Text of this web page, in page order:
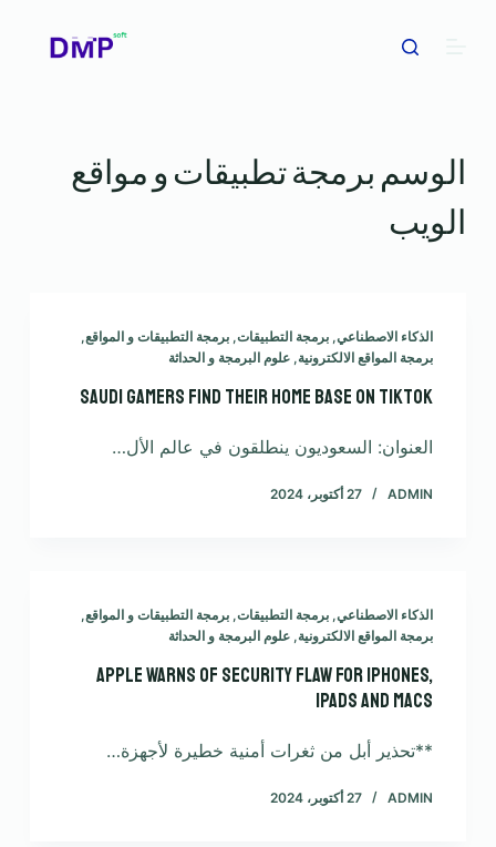
الوسم برمجة تطبيقات و مواقع
الويب
الذكاء الاصطناعي, برمجة التطبيقات, برمجة التطبيقات و المواقع,
برمجة المواقع الالكترونية, علوم البرمجة و الحداثة
Saudi gamers find their home base on TikTok
العنوان: السعوديون ينطلقون في عالم الأل…
ADMIN 27 أكتوبر، 2024
الذكاء الاصطناعي, برمجة التطبيقات, برمجة التطبيقات و المواقع,
برمجة المواقع الالكترونية, علوم البرمجة و الحداثة
Apple warns of security flaw for iPhones,
iPads and Macs
**تحذير أبل من ثغرات أمنية خطيرة لأجهزة…
ADMIN 27 أكتوبر، 2024